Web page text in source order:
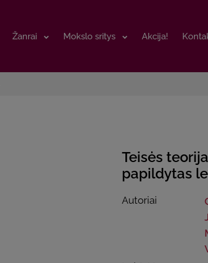
Žanrai Mokslo sritys Akcija!
Žanrai Mokslo sritys Akcija!
Teisės
papildytas
Autoriai